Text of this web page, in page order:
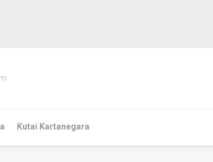
Kutai Kartanegara